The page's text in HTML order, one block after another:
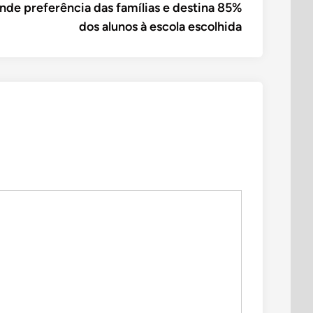
article:
preferência das famílias e destina 85%
dos alunos à escola escolhida